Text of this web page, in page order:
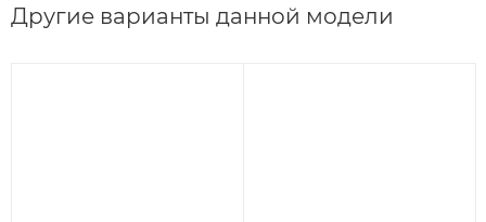
Другие варианты данной модели